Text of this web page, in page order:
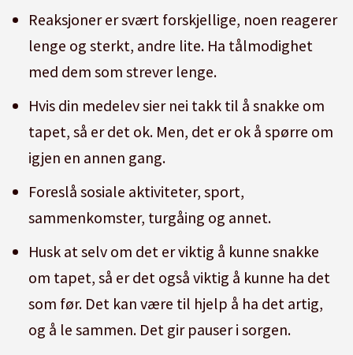
Reaksjoner er svært forskjellige, noen reagerer
lenge og sterkt, andre lite. Ha tålmodighet
med dem som strever lenge.
Hvis din medelev sier nei takk til å snakke om
tapet, så er det ok. Men, det er ok å spørre om
igjen en annen gang.
Foreslå sosiale aktiviteter, sport,
sammenkomster, turgåing og annet.
Husk at selv om det er viktig å kunne snakke
om tapet, så er det også viktig å kunne ha det
som før. Det kan være til hjelp å ha det artig,
og å le sammen. Det gir pauser i sorgen.